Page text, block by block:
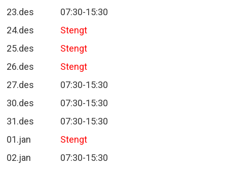
23.des
07:30-15:30
24.des
Stengt
25.des
Stengt
26.des
Stengt
27.des
07:30-15:30
30.des
07:30-15:30
31.des
07:30-15:30
01.jan
Stengt
02.jan
07:30-15:30